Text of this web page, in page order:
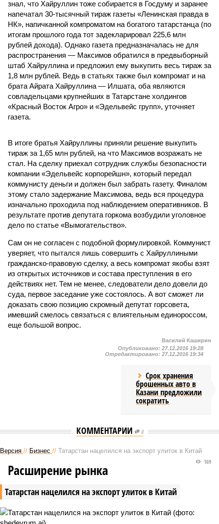
знал, что Хайруллин тоже собирается в Госдуму и заранее
напечатал 30-тысячный тираж газеты «Ленинская правда в
НК», напичканной компроматом на богатого татарстанца (по
итогам прошлого года тот задекларировал 225,6 млн
рублей дохода). Однако газета предназначалась не для
распространения — Максимов обратился в предвыборный
штаб Хайруллина и предложил ему выкупить весь тираж за
1,8 млн рублей. Ведь в статьях также был компромат и на
брата Айрата Хайруллина — Илшата, оба являются
совладельцами крупнейших в Татарстане холдингов
«Красный Восток Агро» и «Эдельвейс групп», уточняет
газета.
В итоге братья Хайруллины приняли решение выкупить
тираж за 1,65 млн рублей, на что Максимов возражать не
стал. На сделку приехал сотрудник службы безопасности
компании «Эдельвейс корпорейшн», который передал
коммунисту деньги и должен был забрать газету. Финалом
этому стало задержание Максимова, ведь вся процедура
изначально проходила под наблюдением оперативников. В
результате против депутата горкома возбудили уголовное
дело по статье «Вымогательство».
Сам он не согласен с подобной формулировкой. Коммунист
уверяет, что пытался лишь совершить с Хайруллиными
гражданско-правовую сделку, а весь компромат якобы взят
из открытых источников и состава преступления в его
действиях нет. Тем не менее, следователи дело довели до
суда, первое заседание уже состоялось. А вот сможет ли
доказать свою позицию скромный депутат горсовета,
имевший смелось связаться с влиятельным единороссом,
еще большой вопрос.
Василий Каширин
Опубликовано: 27.12.2016 19:28
Отредактировано: 27.12.2016 19:34
Срок хранения
брошенных авто в
Казани предложили
сократить
КОММЕНТАРИИ 0
Версия // Бизнес // Татарстан нацелился на экспорт улиток в Китай
Татарстан нацелился на экспорт улиток в Китай
169
Расширение рынка